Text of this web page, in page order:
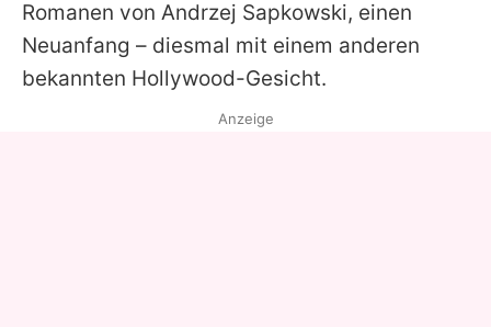
Utiq verwalten
Romanen von Andrzej Sapkowski, einen
Neuanfang – diesmal mit einem anderen
bekannten Hollywood-Gesicht.
Anzeige